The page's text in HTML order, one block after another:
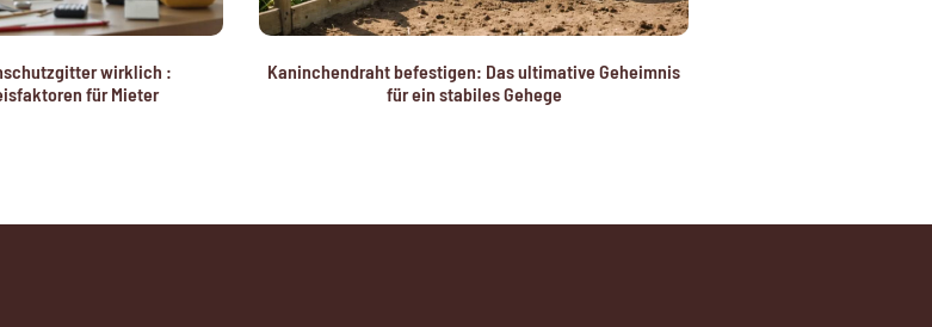
wirklich :
für Mieter
Kaninchendraht befestigen: Das ultimative Geheimnis
für ein stabiles Gehege